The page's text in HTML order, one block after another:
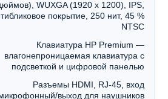
WUXGA (1920 x 1200), IPS,
покрытие, 250 нит, 45 %
NTSC
Клавиатура HP Premium —
влагонепроницаемая клавиатура с
подсветкой и цифровой панелью
Разъемы HDMI, RJ-45, вход
выход для наушников